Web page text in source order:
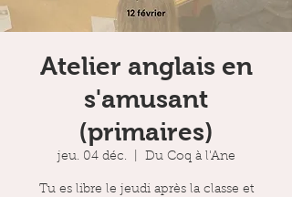
Atelier anglais en
s'amusant
(primaires)
jeu. 04 déc. Du Coq à l'Ane
Tu es libre le jeudi après la classe et